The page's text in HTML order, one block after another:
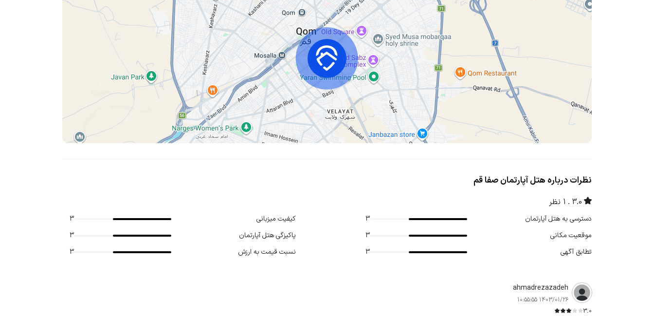
نظرات درباره هتل آپارتمان صفا قم
3.0 1 نظر
دسترسی به هتل آپارتمان 3 کیفیت میزبانی
3
موقعیت مکانی
3 پاکیزگی هتل آپارتمان
3
تطابق آگهی
3 نسبت قیمت به ارزش 3
ahmadrezazadeh
1403/01/26 10:55:55
3.0